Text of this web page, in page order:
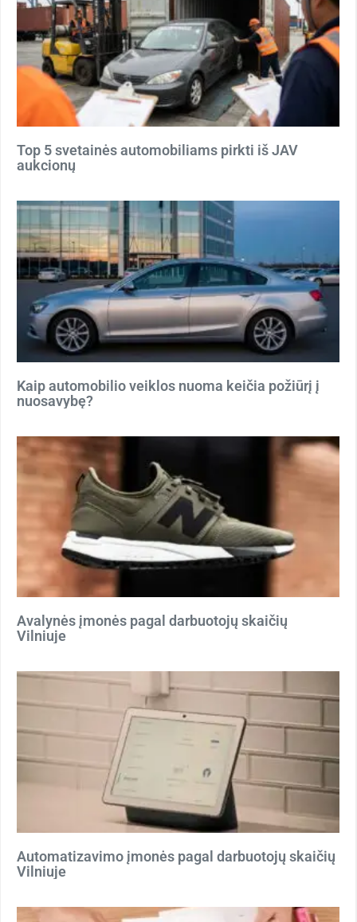
Top 5 svetainės automobiliams pirkti iš JAV
aukcionų
Kaip automobilio veiklos nuoma keičia požiūrį į
nuosavybę?
Avalynės įmonės pagal darbuotojų skaičių
Vilniuje
Automatizavimo įmonės pagal darbuotojų skaičių
Vilniuje